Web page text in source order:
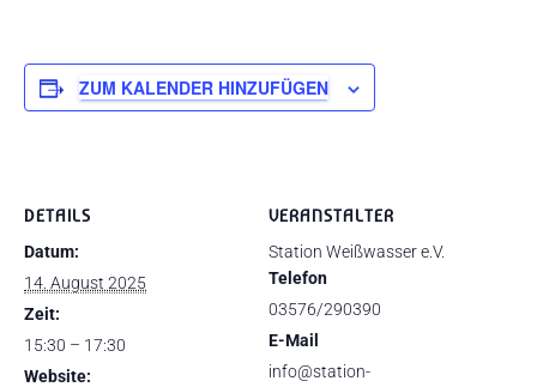
ZUM KALENDER HINZUFÜGEN
DETAILS
Datum:
14. August 2025
Zeit:
15:30 – 17:30
Website:
VERANSTALTER
Station Weißwasser e.V.
Telefon
03576/290390
E-Mail
info@station-